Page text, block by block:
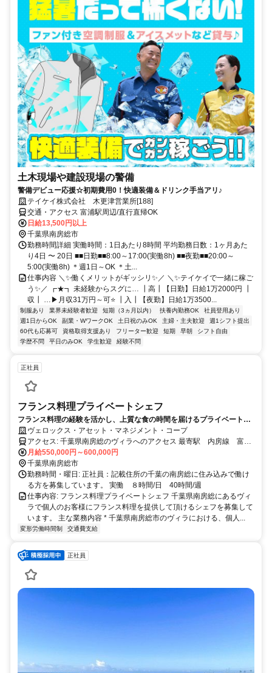
土木現場や建設現場の警備
警備デビュー応援☆初期費用0！快適装備＆ドリンク手当アリ♪
テイケイ株式会社 木更津営業所[188]
交通・アクセス 富浦駅周辺/直行直帰OK
日給13,500円以上
千葉県南房総市
勤務時間詳細 実働時間：1日あたり8時間 平均勤務日数：1ヶ月あた
り4日 〜 20日 ■■日勤■■8:00～17:00(実働8h) ■■夜勤■■20:00～
5:00(実働8h) ＊週1日～OK ＊土...
仕事内容 ＼✨働くメリットがギッシリ✨／ ＼✨テイケイで一緒に稼ご
う✨／ ┏★┓ 未経験からスグに… ┃高┃【日勤】日給1万2000円 ┃
収┃ …▶月収31万円～可⭐ ┃入┃【夜勤】日給1万3500...
制服あり 業界未経験者歓迎 短期（3ヵ月以内） 扶養内勤務OK
社員登用あり
週1日からOK
副業・WワークOK 土日祝のみOK 主婦・主夫歓迎
週1シフト提出
60代も応募可
資格取得支援あり フリーター歓迎 短期 早朝
シフト自由
学歴不問
平日のみOK 学生歓迎 経験不問
正社員
フランス料理プライベートシェフ
フランス料理の経験を活かし、上質な食の時間を届けるプライベートシ
ェフへ。
ヴェロックス・アセット・マネジメント・コープ
アクセス: 千葉県南房総のヴィラへのアクセス 最寄駅 内房線 富浦
駅 徒歩37分 送迎可能 自動車通勤可能
月給550,000円～600,000円
千葉県南房総市
勤務時間・曜日: 正社員：記載住所の千葉の南房総に住み込みで働け
る方を募集しています。 実働 ８時間/日 40時間/週
仕事内容: フランス料理プライベートシェフ 千葉県南房総にあるヴィ
ラで個人のお客様にフランス料理を提供して頂けるシェフを募集して
います。 主な業務内容 * 千葉県南房総市のヴィラにおける、個人...
変形労働時間制 交通費支給
正社員